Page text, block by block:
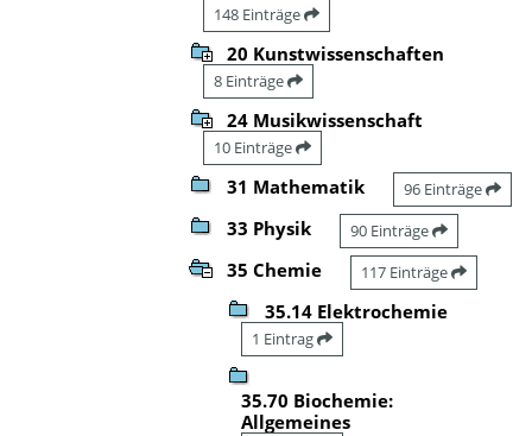
148 Einträge
20 Kunstwissenschaften
8 Einträge
24 Musikwissenschaft
10 Einträge
31 Mathematik 96 Einträge
33 Physik 90 Einträge
35 Chemie 117 Einträge
35.14 Elektrochemie
1 Eintrag
35.70 Biochemie:
Allgemeines